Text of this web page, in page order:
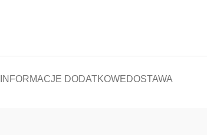
INFORMACJE DODATKOWEDOSTAWA